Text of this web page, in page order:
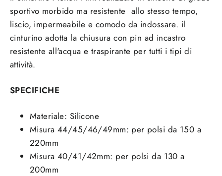
sportivo morbido ma resistente allo stesso tempo,
liscio, impermeabile e comodo da indossare. il
cinturino adotta la chiusura con pin ad incastro
resistente all'acqua e traspirante per tutti i tipi di
attività.
SPECIFICHE
Materiale: Silicone
Misura 44/45/46/49mm: per polsi da 150 a
220mm
Misura 40/41/42mm: per polsi da 130 a
200mm